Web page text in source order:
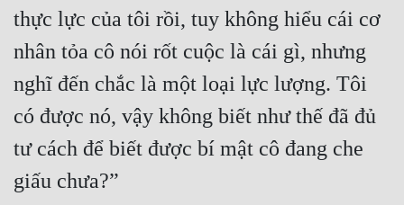
thực lực của tôi rồi, tuy không hiểu cái cơ
nhân tỏa cô nói rốt cuộc là cái gì, nhưng
nghĩ đến chắc là một loại lực lượng. Tôi
có được nó, vậy không biết như thế đã đủ
tư cách để biết được bí mật cô đang che